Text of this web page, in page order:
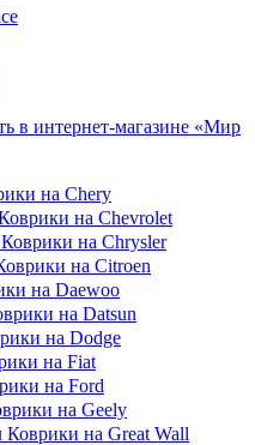
на Chery
на Chevrolet
Коврики на Chrysler
на Citroen
на Daewoo
на Datsun
на Dodge
на Fiat
на Ford
на Geely
Коврики на Great Wall